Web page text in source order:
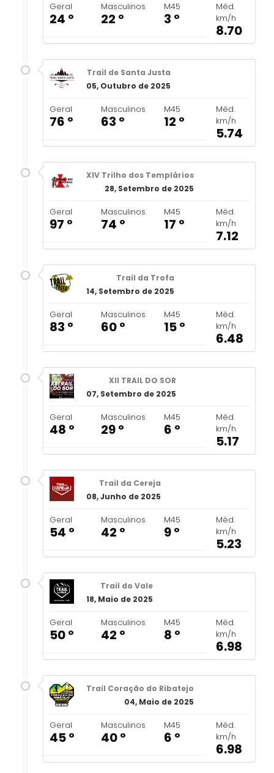
Geral
24 º
Masculinos
22 º
M45
3 º
Méd.
km/h
8.70
Trail de Santa Justa
05, Outubro de 2025
Geral
76 º
Masculinos
63 º
M45
12 º
Méd.
km/h
5.74
XIV Trilho dos Templários
28, Setembro de 2025
Geral
97 º
Masculinos
74 º
M45
17 º
Méd.
km/h
7.12
Trail da Trofa
14, Setembro de 2025
Geral
83 º
Masculinos
60 º
M45
15 º
Méd.
km/h
6.48
XII TRAIL DO SOR
07, Setembro de 2025
Geral
48 º
Masculinos
29 º
M45
6 º
Méd.
km/h
5.17
Trail da Cereja
08, Junho de 2025
Geral
54 º
Masculinos
42 º
M45
9 º
Méd.
km/h
5.23
Trail do Vale
18, Maio de 2025
Geral
50 º
Masculinos
42 º
M45
8 º
Méd.
km/h
6.98
Trail Coração do Ribatejo
04, Maio de 2025
Geral
45 º
Masculinos
40 º
M45
6 º
Méd.
km/h
6.98